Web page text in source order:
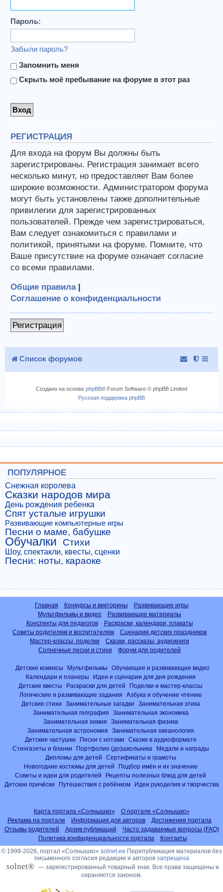
Пароль:
Забыли пароль?
Запомнить меня
Скрыть моё пребывание на форуме в этот раз
РЕГИСТРАЦИЯ
Для входа на форум Вы должны быть
зарегистрированы. Регистрация занимает всего
несколько минут, но предоставляет Вам более
широкие возможности. Администратором форума
могут быть установлены также дополнительные
привилегии для зарегистрированных
пользователей. Прежде чем зарегистрироваться,
Вам следует ознакомиться с правилами и
политикой, принятыми на форуме. Помните, что
Ваше присутствие на форуме означает согласие
со всеми правилами.
Общие правила|
Соглашение о конфиденциальности
Регистрация
Список форумов
Создано на основе phpBB® Forum Software © phpBB Limited
Русская поддержка phpBB
ПОПУЛЯРНОЕ
Снежная королева
Сказки народов мира
День рождения ребенка
Спят усталые игрушки
Развивающие компьютерные игры
Песни о маме, бабушке
Обучалки Стихи
Шоу, спектакли, квесты, сценки
Песни: ноты, караоке
Главная Конкурсы и викторины
Развивающие игры
Мультфильмы и видео
Развивающие материалы
Конспекты для педагогов
Раскраски, календари, плакаты
Советы родителям и воспитателям
Сценарии детских праздников
Мастер-классы, поделки
Сказки, рассказы, аудиокниги
Солнечные песни и стихи
Форум для родителей
Детские комиксы Мультфильмы
Обучающее и развивающее видео
Календари и планеры
Идеи и сценарии для дня рождения
Детские квесты
Раскраски для детей
Поделки и мастер-классы
Логические и развивающие задания
Азбука и обучение чтению
Детские стихи
Занимательные загадки
Занимательная этика
Занимательная география
Занимательная экономика
Занимательная химия
Занимательная физика
Занимательная астрономия
Занимательная океанология
Детские частушки
Песни с нотами
Сказки в аудиоформате
Стенгазеты и бланки
Портфолио (до)школьника
Медали и награды
Дипломы для детей
Сертификаты и грамоты
Новогодние костюмы для детей
Подбор имён и их значение
Советы и идеи для родителей
Рецепты полезных блюд для детей
Детские причёски
Путешествия с ребёнком Идеи рукоделия и творчества
Карта портала «Солнышко»
О портале «Солнышко»
Реклама на портале
Информация для авторов
Достижения портала
Отзывы родителей
Архив публикаций
Часто задаваемые вопросы (FAQ)
Политика конфиденциальности портала
Контакты
© 1999-2026, портал «Солнышко» solnet.ee Перепубликация материалов без
письменного согласия редакции и авторов запрещена
solnet® — зарегистрированный товарный знак. Все права защищены и
охраняются законом.